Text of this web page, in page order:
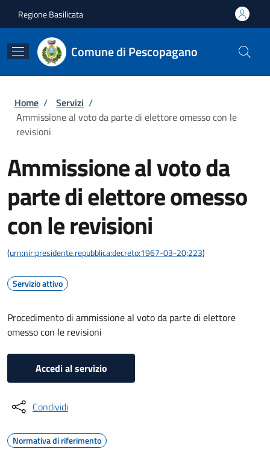
Regione Basilicata
Comune di Pescopagano
Briciole di pane
Home / Servizi /
Ammissione al voto da parte di elettore omesso con le
revisioni
Ammissione al voto da
parte di elettore omesso
con le revisioni
(urn:nir:presidente.repubblica:decreto:1967-03-20;223)
Servizio attivo
Procedimento di ammissione al voto da parte di elettore
omesso con le revisioni
Accedi al servizio
Condividi
Normativa di riferimento